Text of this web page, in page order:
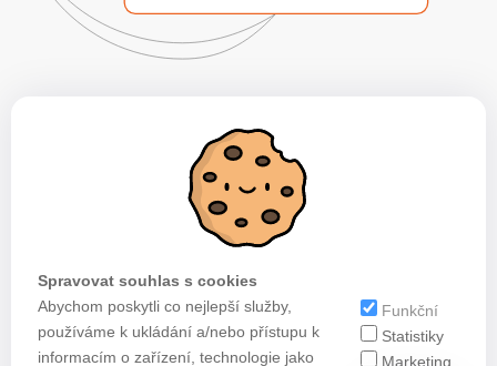
Spravovat souhlas s cookies
Abychom poskytli co nejlepší služby,
používáme k ukládání a/nebo přístupu k
informacím o zařízení, technologie jako
Funkční
Statistiky
Marketing